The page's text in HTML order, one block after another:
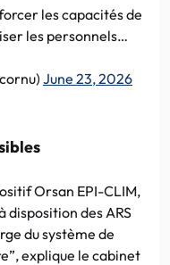
les capacités de
les personnels…
June 23, 2026
Orsan EPI-CLIM,
disposition des ARS
du système de
explique le cabinet